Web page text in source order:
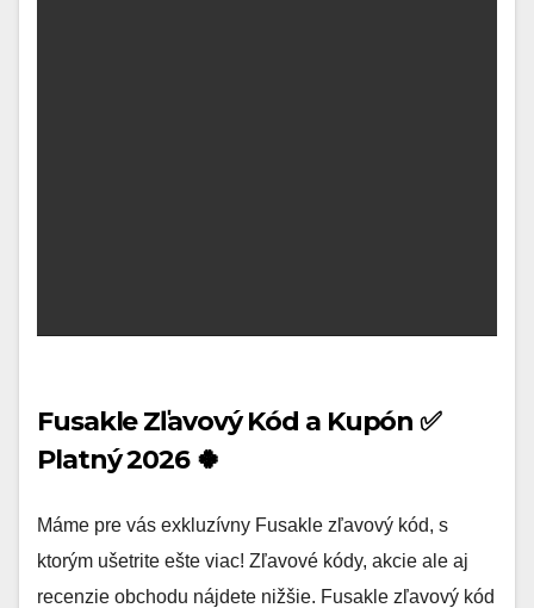
Fusakle Zľavový Kód a Kupón ✅
Platný 2026 🍀
Máme pre vás exkluzívny Fusakle zľavový kód, s
ktorým ušetrite ešte viac! Zľavové kódy, akcie ale aj
recenzie obchodu nájdete nižšie. Fusakle zľavový kód